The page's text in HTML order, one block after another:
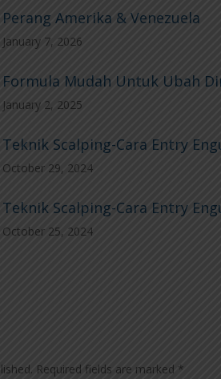
Perang Amerika & Venezuela
January 7, 2026
Formula Mudah Untuk Ubah
January 2, 2025
Teknik Scalping-Cara Entry
October 29, 2024
Teknik Scalping-Cara Entry
October 25, 2024
Required fields are marked *